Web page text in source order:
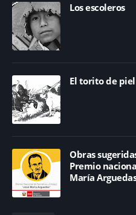
Los escoleros
El torito de
Obras
Premio
María Arguedas